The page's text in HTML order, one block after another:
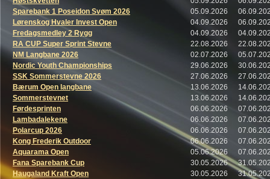
Sparebank 1 Poseidon Svøm 2026
05.09.2026
Lørenskog Hvaler Invest Open
04.09.2026
Fredagsmedley 2 Rygg
04.09.2026
RA CUP Super Sprint Stevne
22.08.2026
NM Langbane 2026
02.07.2026
Nordic Youth Championships
29.06.2026
SSK Sommerstevne 2026
27.06.2026
Bærum Open langbane
13.06.2026
Sommerstevnet
13.06.2026
Førdesprinten
06.06.2026
Lambadalekene
06.06.2026
Polarcup 2026
06.06.2026
Kong Frederik Outdoor
06.06.2026
Aquarama Open
05.06.2026
Fana Sparebank Cup
30.05.2026
Haugaland Kraft Open
30.05.2026